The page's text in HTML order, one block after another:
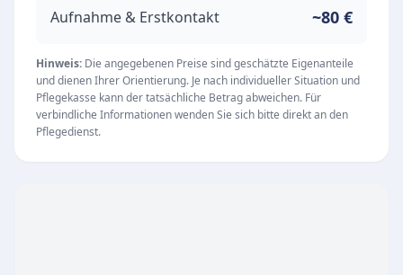
gewährleisten.
Das Angebot umfasst ein breites Spektrum an
Hilfen, die individuell auf die Bedürfnisse der
Patienten abgestimmt werden. Zu den
Kernkompetenzen gehören:
Medizinische Versorgung und
Aufnahme & Erstkontakt ~80 €
Hinweis: Die angegebenen Preise sind geschätzte Eigenanteile
und dienen Ihrer Orientierung. Je nach individueller Situation und
Pflegekasse kann der tatsächliche Betrag abweichen. Für
verbindliche Informationen wenden Sie sich bitte direkt an den
Pflegedienst.